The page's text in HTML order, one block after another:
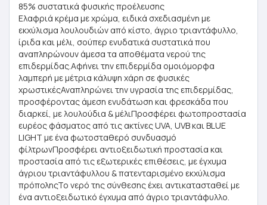
85% συστατικά φυσικής προέλευσης
Ελαφριά κρέμα με χρώμα, ειδικά σχεδιασμένη με
εκχύλισμα λουλουδιών από κίστο, άγριο τριαντάφυλλο,
ίριδα και μέλι, σούπερ ενυδατικά συστατικά που
αναπληρώνουν άμεσα τα αποθέματα νερού της
επιδερμίδας.Αφήνει την επιδερμίδα ομοιόμορφα
λαμπερή με μέτρια κάλυψη χάρη σε φυσικές
χρωστικέςΑναπληρώνει την υγρασία της επιδερμίδας,
προσφέροντας άμεση ενυδάτωση και φρεσκάδα που
διαρκεί, με λουλούδια & μέλιΠροσφέρει φωτοπροστασία
ευρέος φάσματος από τις ακτίνες UVA, UVB και BLUE
LIGHT με ένα φωτοσταθερό συνδυασμό
φίλτρωνΠροσφέρει αντιοξειδωτική προστασία και
προστασία από τις εξωτερικές επιθέσεις, με έγχυμα
άγριου τριαντάφυλλου & πατενταρισμένο εκχύλισμα
πρόποληςΤο νερό της σύνθεσης έχει αντικατασταθεί με
ένα αντιοξειδωτικό έγχυμα από άγριο τριαντάφυλλο.